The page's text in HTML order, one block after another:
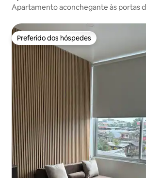
Apartamento aconchegante às portas
Preferido dos hóspedes
Preferido dos hóspedes